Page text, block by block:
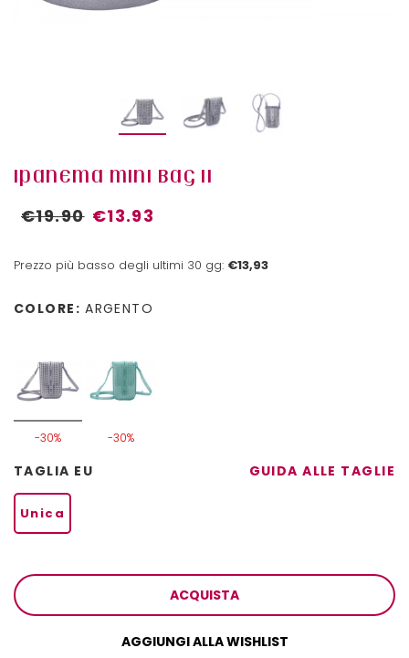
IPANEMA MINI BAG II
€19.90 €13.93
Prezzo più basso degli ultimi 30 gg: €13,93
COLORE: ARGENTO
-30% -30%
TAGLIA EU GUIDA ALLE TAGLIE
Unica
ACQUISTA
AGGIUNGI ALLA WISHLIST